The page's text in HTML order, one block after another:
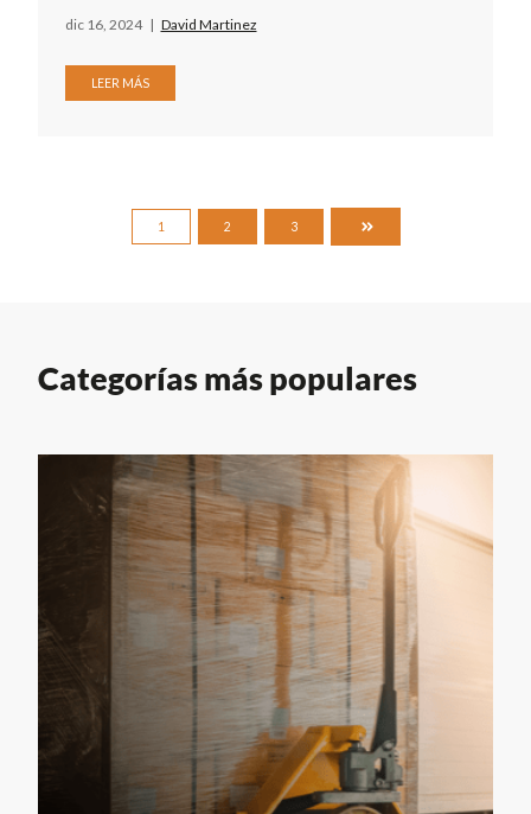
dic 16, 2024 | David Martinez
LEER MÁS
1 2 3 ÚLTIMA
Categorías más populares